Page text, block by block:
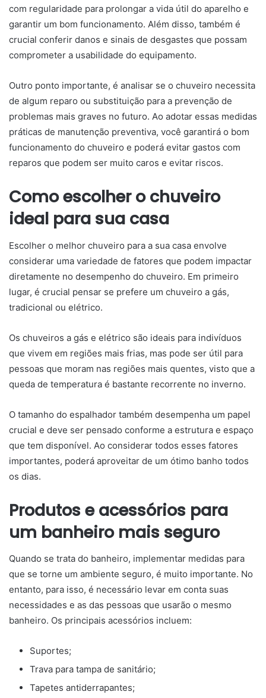
com regularidade para prolongar a vida útil do aparelho e
garantir um bom funcionamento. Além disso, também é
crucial conferir danos e sinais de desgastes que possam
comprometer a usabilidade do equipamento.
Outro ponto importante, é analisar se o chuveiro necessita
de algum reparo ou substituição para a prevenção de
problemas mais graves no futuro. Ao adotar essas medidas
práticas de manutenção preventiva, você garantirá o bom
funcionamento do chuveiro e poderá evitar gastos com
reparos que podem ser muito caros e evitar riscos.
Como escolher o chuveiro
ideal para sua casa
Escolher o melhor chuveiro para a sua casa envolve
considerar uma variedade de fatores que podem impactar
diretamente no desempenho do chuveiro. Em primeiro
lugar, é crucial pensar se prefere um chuveiro a gás,
tradicional ou elétrico.
Os chuveiros a gás e elétrico são ideais para indivíduos
que vivem em regiões mais frias, mas pode ser útil para
pessoas que moram nas regiões mais quentes, visto que a
queda de temperatura é bastante recorrente no inverno.
O tamanho do espalhador também desempenha um papel
crucial e deve ser pensado conforme a estrutura e espaço
que tem disponível. Ao considerar todos esses fatores
importantes, poderá aproveitar de um ótimo banho todos
os dias.
Produtos e acessórios para
um banheiro mais seguro
Quando se trata do banheiro, implementar medidas para
que se torne um ambiente seguro, é muito importante. No
entanto, para isso, é necessário levar em conta suas
necessidades e as das pessoas que usarão o mesmo
banheiro. Os principais acessórios incluem:
Suportes;
Trava para tampa de sanitário;
Tapetes antiderrapantes;